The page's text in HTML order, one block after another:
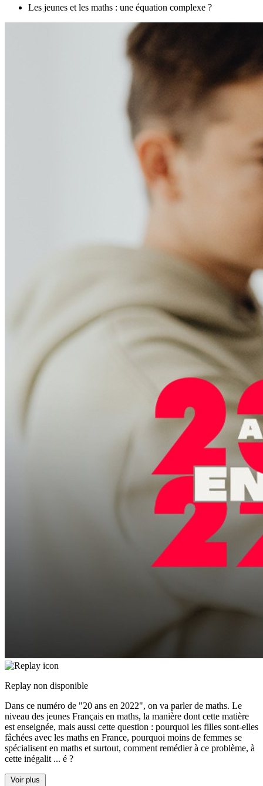
Les jeunes et les maths : une équation complexe ?
Replay non disponible
Dans ce numéro de "20 ans en 2022", on va parler de maths. Le
niveau des jeunes Français en maths, la manière dont cette matière
est enseignée, mais aussi cette question : pourquoi les filles sont-elles
fâchées avec les maths en France, pourquoi moins de femmes se
spécialisent en maths et surtout, comment remédier à ce problème, à
cette inégalit ... é ?
Voir plus